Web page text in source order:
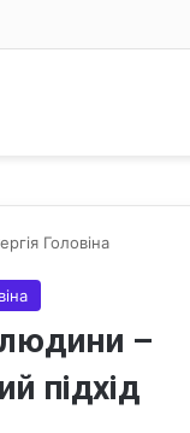
Головіна
людини –
підхід